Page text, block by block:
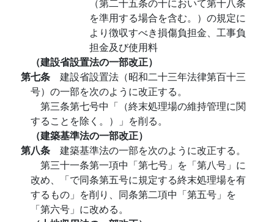
を準用する場合を含む。）の規定に
より徴収すべき損傷負担金、工事負
担金及び使用料
（建設省設置法の一部改正）
第七条 建設省設置法（昭和二十三年法律第百十三
号）の一部を次のように改正する。
第三条第七号中「（終末処理場の維持管理に関
することを除く。）」を削る。
（建築基準法の一部改正）
第八条 建築基準法の一部を次のように改正する。
第三十一条第一項中「第七号」を「第八号」に
改め、「で同条第五号に規定する終末処理場を有
するもの」を削り、同条第二項中「第五号」を
「第六号」に改める。